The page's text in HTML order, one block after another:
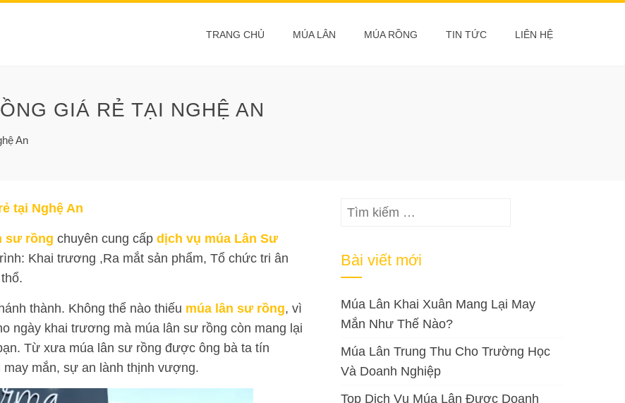
TRANG CHỦ MÚA LÂN MÚA RỒNG TIN TỨC LIÊN HỆ
GIÁ RẺ TẠI NGHỆ AN
An
tại Nghệ An
sư rồng chuyên cung cấp dịch vụ múa Lân Sư
Khai trương ,Ra mắt sản phẩm, Tổ chức tri ân
thành. Không thể nào thiếu múa lân sư rồng, vì
ngày khai trương mà múa lân sư rồng còn mang lại
Từ xưa múa lân sư rồng được ông bà ta tín
mắn, sự an lành thịnh vượng.
Tìm
Bài viết mới
Múa Lân Khai Xuân Mang Lại May
Mắn Như Thế Nào?
Múa Lân Trung Thu Cho Trường Học
Và Doanh Nghiệp
Top Dịch Vụ Múa Lân Được Doanh